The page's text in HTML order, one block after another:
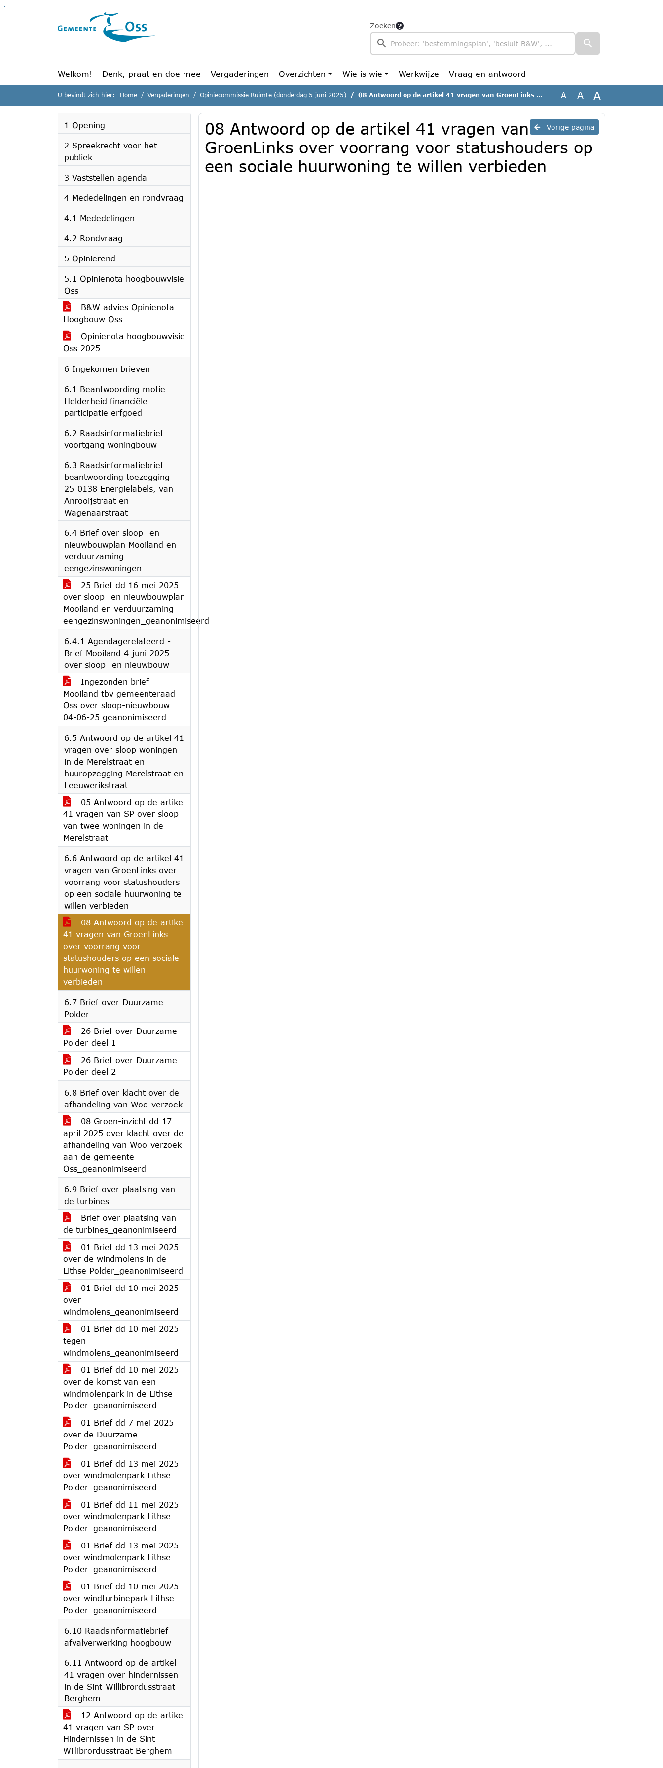
Ga naar de inhoud van deze pagina
Zoeken
Welkom! Denk, praat en doe mee Vergaderingen Overzichten Wie is wie Werkwijze Vraag en antwoord
U bevindt zich hier: Home Vergaderingen Opiniecommissie Ruimte (donderdag 5 juni 2025) 08 Antwoord op de artikel 41 vragen van GroenLinks over voorrang voor statushouders op een sociale huurwoning te willen verbieden A A A
1 Opening
2 Spreekrecht voor het
publiek
3 Vaststellen agenda
4 Mededelingen en rondvraag
4.1 Mededelingen
4.2 Rondvraag
5 Opinierend
5.1 Opinienota hoogbouwvisie
Oss
B&W advies Opinienota
Hoogbouw Oss
Opinienota hoogbouwvisie
Oss 2025
6 Ingekomen brieven
6.1 Beantwoording motie
Helderheid financiële
participatie erfgoed
6.2 Raadsinformatiebrief
voortgang woningbouw
6.3 Raadsinformatiebrief
beantwoording toezegging
25-0138 Energielabels, van
Anrooijstraat en
Wagenaarstraat
6.4 Brief over sloop- en
nieuwbouwplan Mooiland en
verduurzaming
eengezinswoningen
25 Brief dd 16 mei 2025
over sloop- en nieuwbouwplan
Mooiland en verduurzaming
eengezinswoningen_geanonimiseerd
6.4.1 Agendagerelateerd -
Brief Mooiland 4 juni 2025
over sloop- en nieuwbouw
Ingezonden brief
Mooiland tbv gemeenteraad
Oss over sloop-nieuwbouw
04-06-25 geanonimiseerd
6.5 Antwoord op de artikel 41
vragen over sloop woningen
in de Merelstraat en
huuropzegging Merelstraat en
Leeuwerikstraat
05 Antwoord op de artikel
41 vragen van SP over sloop
van twee woningen in de
Merelstraat
6.6 Antwoord op de artikel 41
vragen van GroenLinks over
voorrang voor statushouders
op een sociale huurwoning te
willen verbieden
08 Antwoord op de artikel
41 vragen van GroenLinks
over voorrang voor
statushouders op een sociale
huurwoning te willen
verbieden
6.7 Brief over Duurzame
Polder
26 Brief over Duurzame
Polder deel 1
26 Brief over Duurzame
Polder deel 2
6.8 Brief over klacht over de
afhandeling van Woo-verzoek
08 Groen-inzicht dd 17
april 2025 over klacht over de
afhandeling van Woo-verzoek
aan de gemeente
Oss_geanonimiseerd
6.9 Brief over plaatsing van
de turbines
Brief over plaatsing van
de turbines_geanonimiseerd
01 Brief dd 13 mei 2025
over de windmolens in de
Lithse Polder_geanonimiseerd
01 Brief dd 10 mei 2025
over
windmolens_geanonimiseerd
01 Brief dd 10 mei 2025
tegen
windmolens_geanonimiseerd
01 Brief dd 10 mei 2025
over de komst van een
windmolenpark in de Lithse
Polder_geanonimiseerd
01 Brief dd 7 mei 2025
over de Duurzame
Polder_geanonimiseerd
01 Brief dd 13 mei 2025
over windmolenpark Lithse
Polder_geanonimiseerd
01 Brief dd 11 mei 2025
over windmolenpark Lithse
Polder_geanonimiseerd
01 Brief dd 13 mei 2025
over windmolenpark Lithse
Polder_geanonimiseerd
01 Brief dd 10 mei 2025
over windturbinepark Lithse
Polder_geanonimiseerd
6.10 Raadsinformatiebrief
afvalverwerking hoogbouw
6.11 Antwoord op de artikel
41 vragen over hindernissen
in de Sint-Willibrordusstraat
Berghem
12 Antwoord op de artikel
41 vragen van SP over
Hindernissen in de Sint-
Willibrordusstraat Berghem
Vorige pagina
08 Antwoord op de artikel 41 vragen van
GroenLinks over voorrang voor statushouders op
een sociale huurwoning te willen verbieden